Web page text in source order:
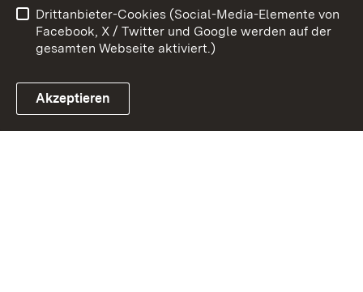
Link zum Landesportal
Cookies
Drittanbieter-Cookies (Social-Media-Elemente von
Facebook, X / Twitter und Google werden auf der
gesamten Webseite aktiviert.)
Akzeptieren